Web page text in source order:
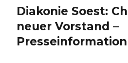
Nächster
Beitrag:
Diakonie Soest:
neuer Vorstand –
Presseinformation